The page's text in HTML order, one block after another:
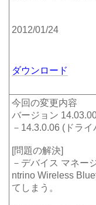
2012/01/24
ダウンロード
今回の変更内容
バージョン
－14.3.0.06 (ドライ
[問題の解決]
－デバイス マネー
ntrino Wireless
てしまう。